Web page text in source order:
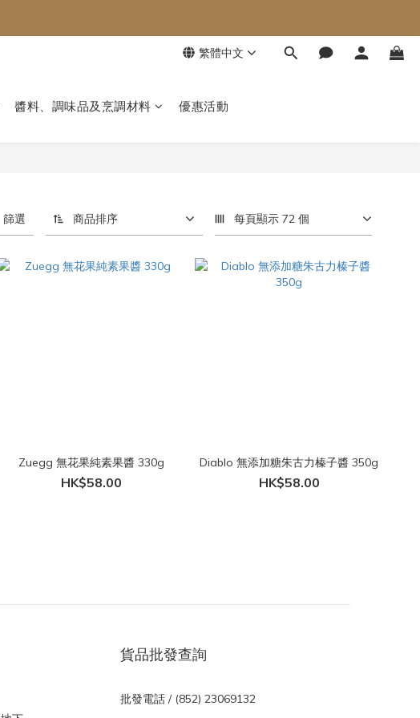
繁體中文
醬料、調味品及烹調材料 優惠活動
篩選 商品排序 每頁顯示 72 個
Zuegg 無花果純素果醬 330g
HK$58.00
Diablo 無添加糖朱古力榛子醬 350g
HK$58.00
貨品批發查詢
批發電話 / (852) 23069132